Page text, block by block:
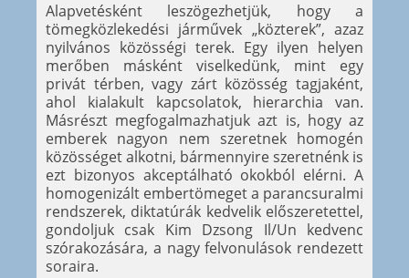
Alapvetésként leszögezhetjük, hogy a
tömegközlekedési járművek „közterek”, azaz
nyilvános közösségi terek. Egy ilyen helyen
merőben másként viselkedünk, mint egy
privát térben, vagy zárt közösség tagjaként,
ahol kialakult kapcsolatok, hierarchia van.
Másrészt megfogalmazhatjuk azt is, hogy az
emberek nagyon nem szeretnek homogén
közösséget alkotni, bármennyire szeretnénk is
ezt bizonyos akceptálható okokból elérni. A
homogenizált embertömeget a parancsuralmi
rendszerek, diktatúrák kedvelik előszeretettel,
gondoljuk csak Kim Dzsong Il/Un kedvenc
szórakozására, a nagy felvonulások rendezett
soraira.